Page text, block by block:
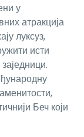
у
атракција
луксуз,
исти
Беч који